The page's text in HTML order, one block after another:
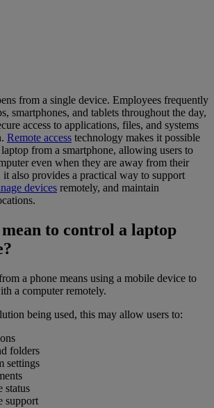
from a single device. Employees frequently
smartphones, and tablets throughout the day,
access to applications, files, and systems
Remote access technology makes it possible
laptop from a smartphone, allowing users to
even when they are away from their
it also provides a practical way to support
devices remotely, and maintain
to control a laptop
a phone means using a mobile device to
a computer remotely.
being used, this may allow users to:
folders
settings
status
support